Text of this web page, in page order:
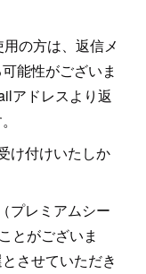
の方は、返信メ
能性がございま
アドレスより返
け付けいたしか
プレミアムシー
とがございま
させていただき